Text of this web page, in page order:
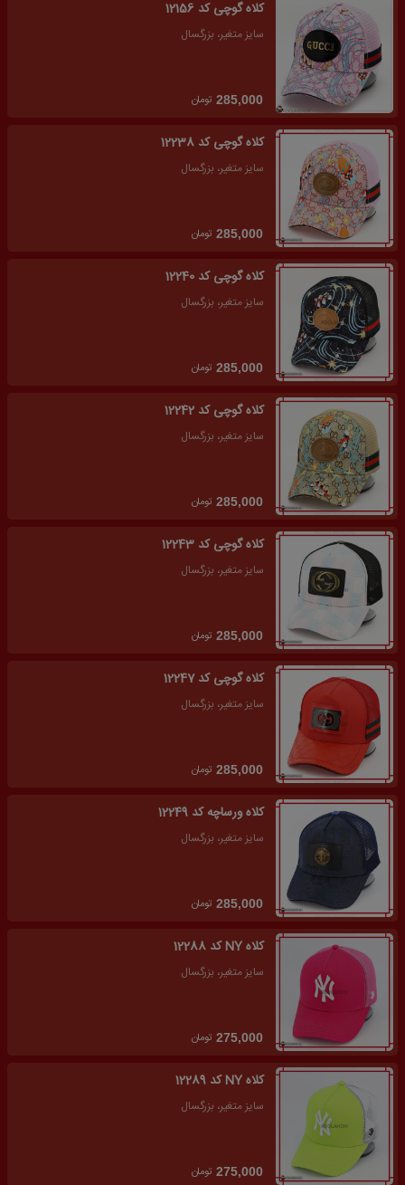
کلاه گوچی کد 12156
سایز متغیر، بزرگسال
285,000 تومان
کلاه گوچی کد 12238
سایز متغیر، بزرگسال
285,000 تومان
کلاه گوچی کد 12240
سایز متغیر، بزرگسال
285,000 تومان
کلاه گوچی کد 12242
سایز متغیر، بزرگسال
285,000 تومان
کلاه گوچی کد 12243
سایز متغیر، بزرگسال
285,000 تومان
کلاه گوچی کد 12247
سایز متغیر، بزرگسال
285,000 تومان
کلاه ورساچه کد 12249
سایز متغیر، بزرگسال
285,000 تومان
کلاه NY کد 12288
سایز متغیر، بزرگسال
275,000 تومان
کلاه NY کد 12289
سایز متغیر، بزرگسال
275,000 تومان